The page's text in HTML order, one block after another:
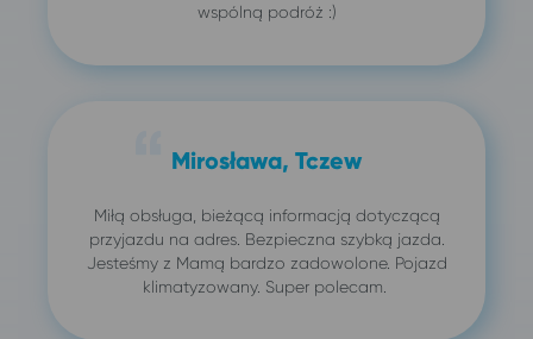
wspólną podróż :)
Mirosława, Tczew
Miłą obsługa, bieżącą informacją dotyczącą
przyjazdu na adres. Bezpieczna szybką jazda.
Jesteśmy z Mamą bardzo zadowolone. Pojazd
klimatyzowany. Super polecam.